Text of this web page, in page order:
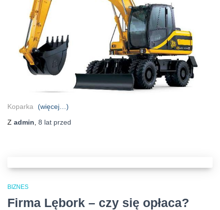
Koparka
(więcej…)
Z admin 8 lat przed
BIZNES
Firma Lębork – czy się opłaca?